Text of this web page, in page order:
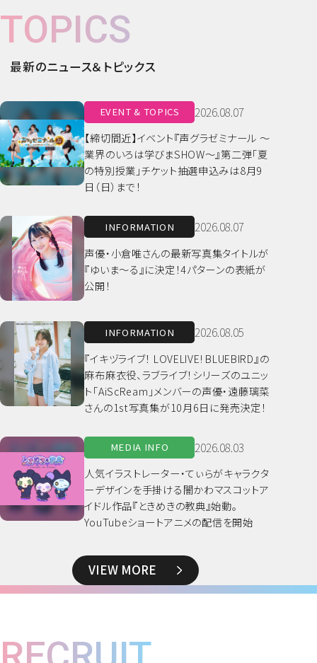
TOPICS
最新のニュース＆トピックス
EVENT & TOPICS 2026.08.07
【締切間近】イベント『声グラゼミナール ～
業界のいろは学びまSHOW～』第二弾「夏
の特別授業」チケット抽選申込みは8月9
日（日）まで！
INFORMATION 2026.08.07
声優・小倉唯さんの最新写真集タイトルが
『ゆいま～る』に決定！4パターンの表紙が
公開！
INFORMATION 2026.08.05
『イキヅライブ！ LOVELIVE! BLUEBIRD』の
麻布麻衣役、ラブライブ！シリーズのユニッ
ト「AiScReam」メンバーの声優・遠藤璃菜
さんの1st写真集が10月6日に発売決定！
MEDIA INFO 2026.08.03
人気イラストレーター・てぃらがキャラクタ
ーデザインを手掛ける闇かわマスコットア
イドル作品『ときめきの教典』始動。
YouTubeショートアニメの配信を開始
VIEW MORE